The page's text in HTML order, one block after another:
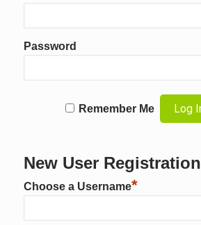
Password
Remember Me
New User Registration
Choose a Username*